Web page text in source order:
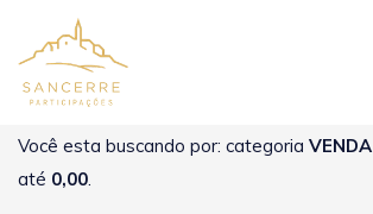
Você esta buscando por: categoria VENDA
até 0,00